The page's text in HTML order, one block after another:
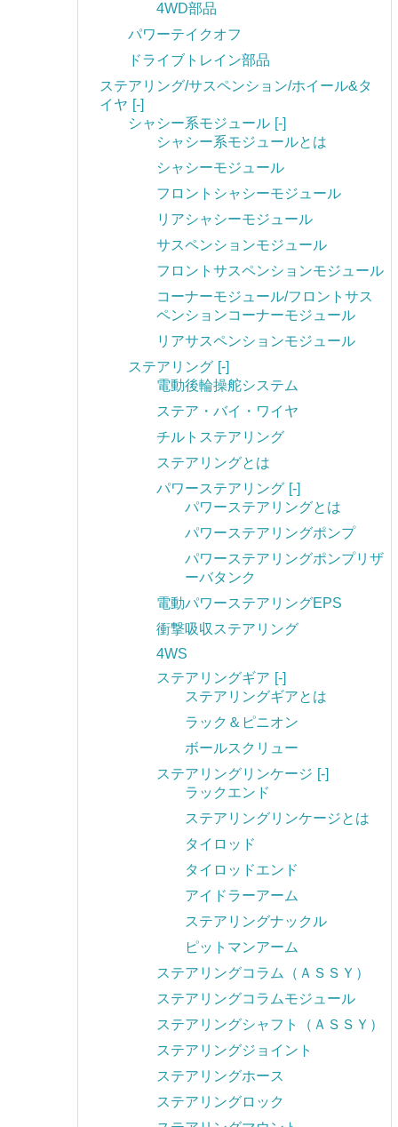
4WD部品
パワーテイクオフ
ドライブトレイン部品
ステアリング/サスペンション/ホイール&タ
イヤ [-]
シャシー系モジュール [-]
シャシー系モジュールとは
シャシーモジュール
フロントシャシーモジュール
リアシャシーモジュール
サスペンションモジュール
フロントサスペンションモジュール
コーナーモジュール/フロントサス
ペンションコーナーモジュール
リアサスペンションモジュール
ステアリング [-]
電動後輪操舵システム
ステア・バイ・ワイヤ
チルトステアリング
ステアリングとは
パワーステアリング [-]
パワーステアリングとは
パワーステアリングポンプ
パワーステアリングポンプリザ
ーバタンク
電動パワーステアリングEPS
衝撃吸収ステアリング
4WS
ステアリングギア [-]
ステアリングギアとは
ラック＆ピニオン
ボールスクリュー
ステアリングリンケージ [-]
ラックエンド
ステアリングリンケージとは
タイロッド
タイロッドエンド
アイドラーアーム
ステアリングナックル
ピットマンアーム
ステアリングコラム（ＡＳＳＹ）
ステアリングコラムモジュール
ステアリングシャフト（ＡＳＳＹ）
ステアリングジョイント
ステアリングホース
ステアリングロック